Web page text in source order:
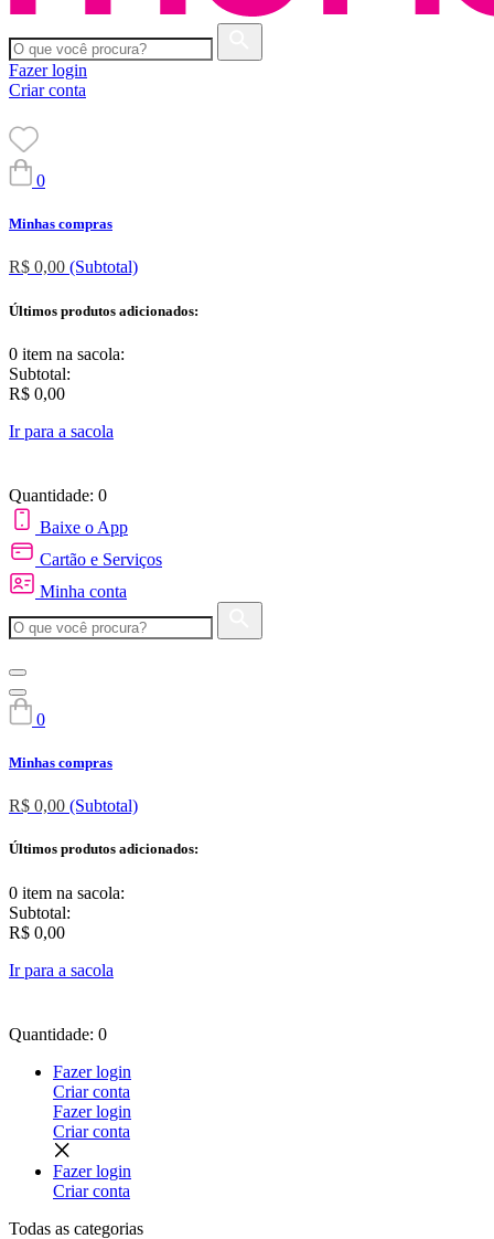
Fazer login
Criar conta
0
Minhas compras
R$ 0,00 (Subtotal)
Últimos produtos adicionados:
0 item na sacola:
Subtotal:
R$ 0,00
Ir para a sacola
Quantidade: 0
Baixe o App
Cartão e Serviços
Minha conta
0
Minhas compras
R$ 0,00 (Subtotal)
Últimos produtos adicionados:
0 item na sacola:
Subtotal:
R$ 0,00
Ir para a sacola
Quantidade: 0
Fazer login
Criar conta
Fazer login
Criar conta
Fazer login
Criar conta
Todas as categorias